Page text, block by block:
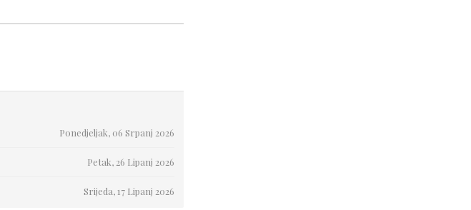
Ponedjeljak, 06 Srpanj 2026
Petak, 26 Lipanj 2026
Srijeda, 17 Lipanj 2026